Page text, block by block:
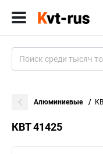
Алюминиевые
КВТ 41425